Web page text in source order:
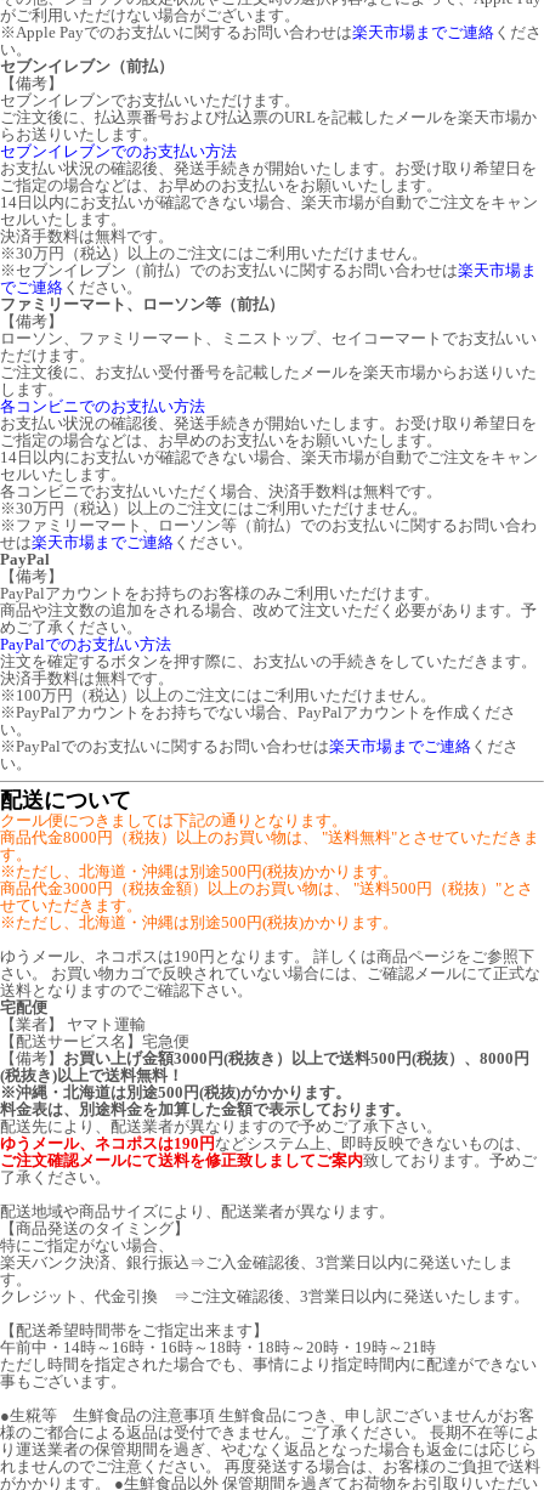
がご利用いただけない場合がございます。
※Apple Payでのお支払いに関するお問い合わせは楽天市場までご連絡 くださ
い。
セブンイレブン（前払）
【備考】
セブンイレブンでお支払いいただけます。
ご注文後に、払込票番号および払込票のURLを記載したメールを楽天市場か
らお送りいたします。
セブンイレブンでのお支払い方法
お支払い状況の確認後、発送手続きが開始いたします。お受け取り希望日を
ご指定の場合などは、お早めのお支払いをお願いいたします。
14日以内にお支払いが確認できない場合、楽天市場が自動でご注文をキャン
セルいたします。
決済手数料は無料です。
※30万円（税込）以上のご注文にはご利用いただけません。
※セブンイレブン（前払）でのお支払いに関するお問い合わせは楽天市場ま
でご連絡 ください。
ファミリーマート、ローソン等（前払）
【備考】
ローソン、ファミリーマート、ミニストップ、セイコーマートでお支払いい
ただけます。
ご注文後に、お支払い受付番号を記載したメールを楽天市場からお送りいた
します。
各コンビニでのお支払い方法
お支払い状況の確認後、発送手続きが開始いたします。お受け取り希望日を
ご指定の場合などは、お早めのお支払いをお願いいたします。
14日以内にお支払いが確認できない場合、楽天市場が自動でご注文をキャン
セルいたします。
各コンビニでお支払いいただく場合、決済手数料は無料です。
※30万円（税込）以上のご注文にはご利用いただけません。
※ファミリーマート、ローソン等（前払）でのお支払いに関するお問い合わ
せは楽天市場までご連絡 ください。
PayPal
【備考】
PayPalアカウントをお持ちのお客様のみご利用いただけます。
商品や注文数の追加をされる場合、改めて注文いただく必要があります。予
めご了承ください。
PayPalでのお支払い方法
注文を確定するボタンを押す際に、お支払いの手続きをしていただきます。
決済手数料は無料です。
※100万円（税込）以上のご注文にはご利用いただけません。
※PayPalアカウントをお持ちでない場合、PayPalアカウントを作成くださ
い。
※PayPalでのお支払いに関するお問い合わせは楽天市場までご連絡 くださ
い。
配送について
クール便につきましては下記の通りとなります。
商品代金8000円（税抜）以上のお買い物は、 "送料無料"とさせていただきま
す。
※ただし、北海道・沖縄は別途500円(税抜)かかります。
商品代金3000円（税抜金額）以上のお買い物は、 "送料500円（税抜）"とさ
せていただきます。
※ただし、北海道・沖縄は別途500円(税抜)かかります。
ゆうメール、ネコポスは190円となります。 詳しくは商品ページをご参照下
さい。 お買い物カゴで反映されていない場合には、ご確認メールにて正式な
送料となりますのでご確認下さい。
宅配便
【業者】 ヤマト運輸
【配送サービス名】宅急便
【備考】 お買い上げ金額3000円(税抜き）以上で送料500円(税抜）、8000円
(税抜き)以上で送料無料！
※沖縄・北海道は別途500円(税抜)がかかります。
料金表は、別途料金を加算した金額で表示しております。
配送先により、配送業者が異なりますので予めご了承下さい。
ゆうメール、ネコポスは190円 などシステム上、即時反映できないものは、
ご注文確認メールにて送料を修正致しましてご案内致しております。予めご
了承ください。
配送地域や商品サイズにより、配送業者が異なります。
【商品発送のタイミング】
特にご指定がない場合、
楽天バンク決済、銀行振込⇒ご入金確認後、3営業日以内に発送いたしま
す。
クレジット、代金引換 ⇒ご注文確認後、3営業日以内に発送いたします。
【配送希望時間帯をご指定出来ます】
午前中・14時～16時・16時～18時・18時～20時・19時～21時
ただし時間を指定された場合でも、事情により指定時間内に配達ができない
事もございます。
●生糀等 生鮮食品の注意事項 生鮮食品につき、申し訳ございませんがお客
様のご都合による返品は受付できません。ご了承ください。 長期不在等によ
り運送業者の保管期間を過ぎ、やむなく返品となった場合も返金には応じら
れませんのでご注意ください。 再度発送する場合は、お客様のご負担で送料
がかかります。 ●生鮮食品以外 保管期間を過ぎてお荷物をお引取りいただい